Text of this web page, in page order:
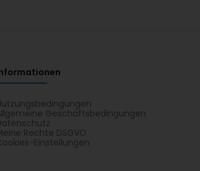
Geschäftsbedingungen
Rechte DSGVO
Einstellungen